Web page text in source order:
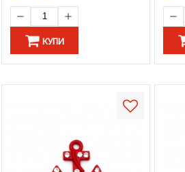
КУПИ